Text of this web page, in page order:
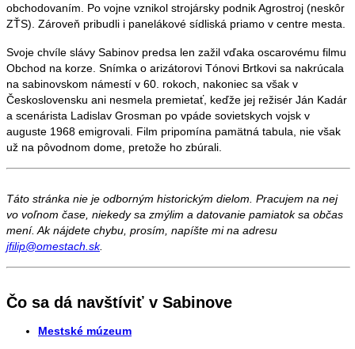
obchodovaním. Po vojne vznikol strojársky podnik Agrostroj (neskôr
ZŤS). Zároveň pribudli i panelákové sídliská priamo v centre mesta.
Svoje chvíle slávy Sabinov predsa len zažil vďaka oscarovému filmu
Obchod na korze. Snímka o arizátorovi Tónovi Brtkovi sa nakrúcala
na sabinovskom námestí v 60. rokoch, nakoniec sa však v
Československu ani nesmela premietať, keďže jej režisér Ján Kadár
a scenárista Ladislav Grosman po vpáde sovietskych vojsk v
auguste 1968 emigrovali. Film pripomína pamätná tabula, nie však
už na pôvodnom dome, pretože ho zbúrali.
Táto stránka nie je odborným historickým dielom. Pracujem na nej
vo voľnom čase, niekedy sa zmýlim a datovanie pamiatok sa občas
mení. Ak nájdete chybu, prosím, napíšte mi na adresu
jfilip@omestach.sk.
Čo sa dá navštíviť v Sabinove
Mestské múzeum